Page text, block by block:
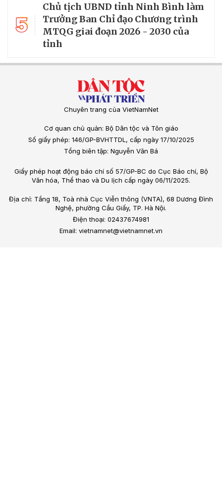
5
Chủ tịch UBND tỉnh Ninh Bình làm
Trưởng Ban Chỉ đạo Chương trình
MTQG giai đoạn 2026 - 2030 của
tỉnh
Chuyên trang của VietNamNet
Cơ quan chủ quản: Bộ Dân tộc và Tôn giáo
Số giấy phép: 146/GP-BVHTTDL, cấp ngày 17/10/2025
Tổng biên tập: Nguyễn Văn Bá
Giấy phép hoạt động báo chí số 57/GP-BC do Cục Báo chí, Bộ
Văn hóa, Thể thao và Du lịch cấp ngày 06/11/2025.
Địa chỉ: Tầng 18, Toà nhà Cục Viễn thông (VNTA), 68 Dương Đình
Nghệ, phường Cầu Giấy, TP. Hà Nội.
Điện thoại: 02437674981
Email: vietnamnet@vietnamnet.vn